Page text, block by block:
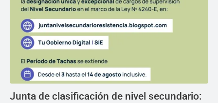
Junta de clasificación de nivel secundario: